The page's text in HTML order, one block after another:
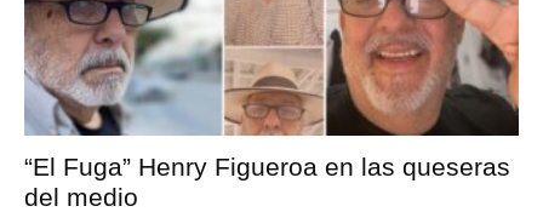
“El Fuga” Henry Figueroa en las queseras
del medio